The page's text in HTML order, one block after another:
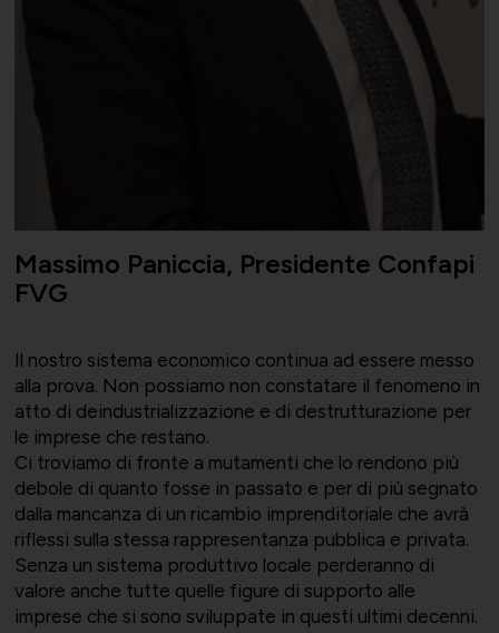
Massimo Paniccia, Presidente Confapi
FVG
Il nostro sistema economico continua ad essere messo
alla prova. Non possiamo non constatare il fenomeno in
atto di deindustrializzazione e di destrutturazione per
le imprese che restano.
Ci troviamo di fronte a mutamenti che lo rendono più
debole di quanto fosse in passato e per di più segnato
dalla mancanza di un ricambio imprenditoriale che avrà
riflessi sulla stessa rappresentanza pubblica e privata.
Senza un sistema produttivo locale perderanno di
valore anche tutte quelle figure di supporto alle
imprese che si sono sviluppate in questi ultimi decenni.